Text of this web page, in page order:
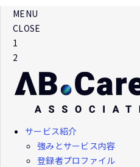
MENU
CLOSE
1
2
サービス紹介
強みとサービス内容
登録者プロファイル